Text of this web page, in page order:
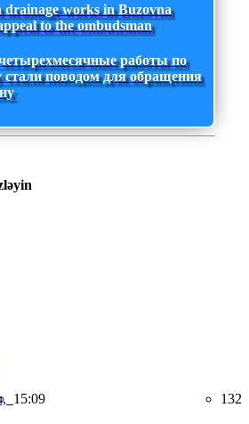
drainage works in Buzovna
to the ombudsman
работы по
стали поводом для обращения
15:09 132